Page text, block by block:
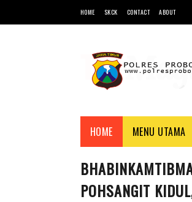
HOME SKCK CONTACT ABOUT
HOME MENU UTAMA
POHSANGIT